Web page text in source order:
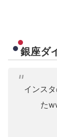
銀座ダ
インス
た